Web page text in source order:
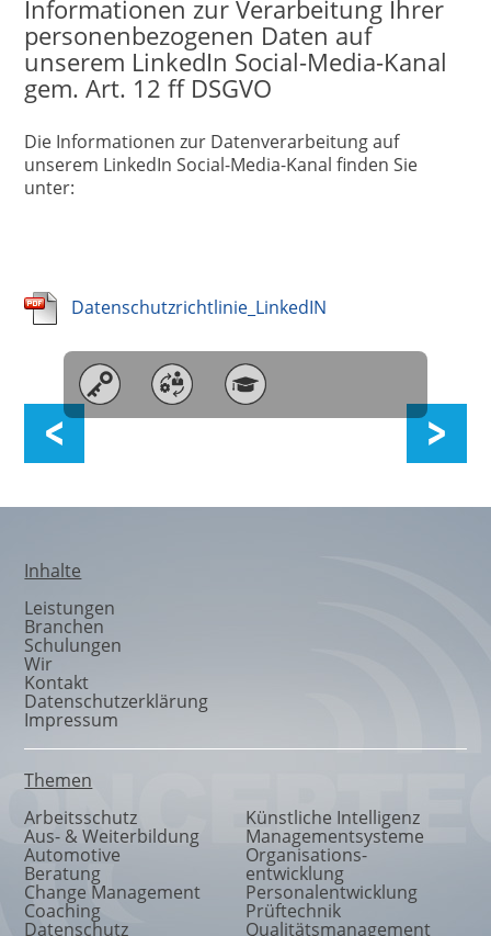
Informationen zur Verarbeitung Ihrer
personenbezogenen Daten auf
unserem LinkedIn Social-Media-Kanal
gem. Art. 12 ff DSGVO
Die Informationen zur Datenverarbeitung auf
unserem LinkedIn Social-Media-Kanal finden Sie
unter:
Datenschutzrichtlinie_LinkedIN
Inhalte
Leistungen
Branchen
Schulungen
Wir
Kontakt
Datenschutzerklärung
Impressum
Themen
Arbeitsschutz
Aus- & Weiterbildung
Automotive
Beratung
Change Management
Coaching
Datenschutz
Künstliche Intelligenz
Managementsysteme
Organisations-
entwicklung
Personalentwicklung
Prüftechnik
Qualitätsmanagement